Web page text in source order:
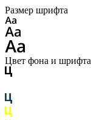
Размер шрифта
Цвет фона и шрифта